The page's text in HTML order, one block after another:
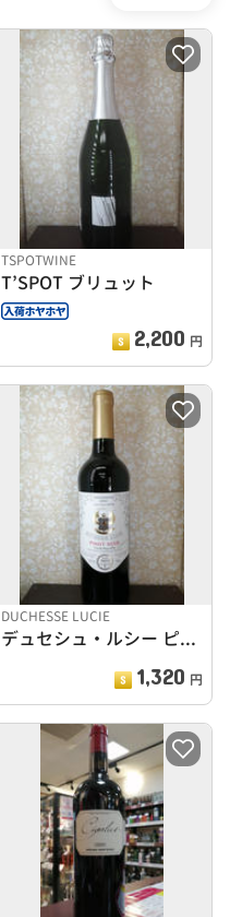
TSPOTWINE
T’SPOT ブリュット
2,200 円
DUCHESSE LUCIE
デュセシュ・ルシー ピノノワール2021
1,320 円